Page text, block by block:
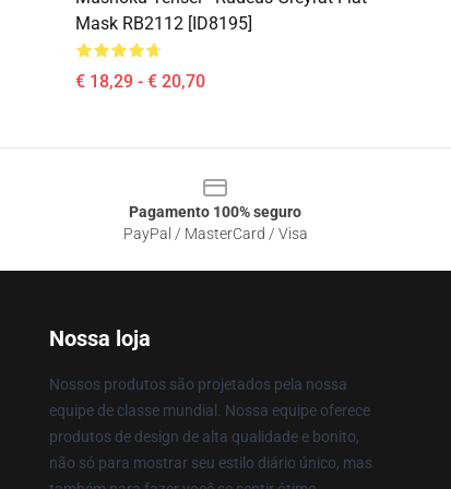
Mask RB2112 [ID8195]
€ 18,29 - € 20,70
Pagamento 100% seguro
PayPal / MasterCard / Visa
Nossa loja
Nossos produtos são projetados pela nossa
equipe de classe mundial. Nossa equipe oferece
produtos de design de alta qualidade e bonito,
não só para mostrar seu estilo diário único, mas